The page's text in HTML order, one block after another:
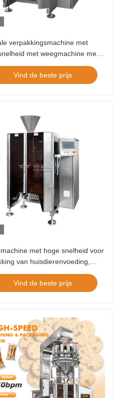
verpakkingsmachine met
met weegmachine met
koppen voor snacks, chips,
en zakjes voor huisdieren
Vind de beste prijs
met hoge snelheid voor
van huisdierenvoeding,
en noten met 80-200
minVind de beste prijs